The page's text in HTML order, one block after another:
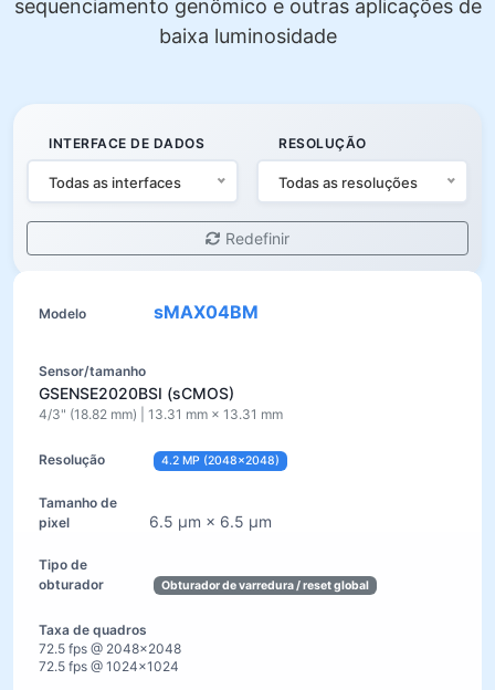
sequenciamento genômico e outras aplicações de
baixa luminosidade
INTERFACE DE DADOS
Todas as interfaces
RESOLUÇÃO
Todas as resoluções
Redefinir
sMAX04BM
GSENSE2020BSI (sCMOS)
4/3" (18.82 mm) | 13.31 mm × 13.31 mm
4.2 MP (2048×2048)
6.5 µm × 6.5 µm
Obturador de varredura / reset global
72.5 fps @ 2048×2048
72.5 fps @ 1024×1024